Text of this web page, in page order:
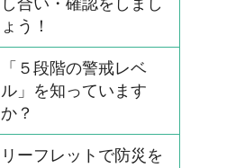
し合い・確認をしまし
ょう！
「５段階の警戒レベ
ル」を知っています
か？
リーフレットで防災を